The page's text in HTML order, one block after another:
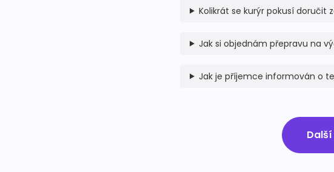
Kolikrát se kurýr pokusí doručit
Jak si objednám přepravu na
Jak je příjemce informován o